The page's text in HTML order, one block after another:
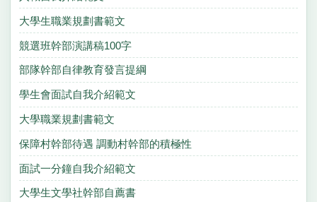
大學生職業規劃書範文
競選班幹部演講稿100字
部隊幹部自律教育發言提綱
學生會面試自我介紹範文
大學職業規劃書範文
保障村幹部待遇 調動村幹部的積極性
面試一分鐘自我介紹範文
大學生文學社幹部自薦書